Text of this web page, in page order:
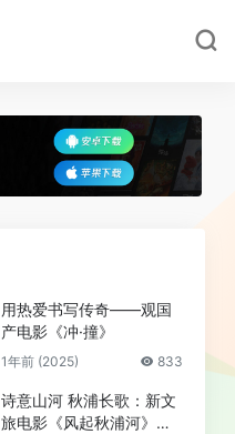
用热爱书写传奇——观国
产电影《冲·撞》
1年前 (2025) 833
诗意山河 秋浦长歌：新文
旅电影《风起秋浦河》今